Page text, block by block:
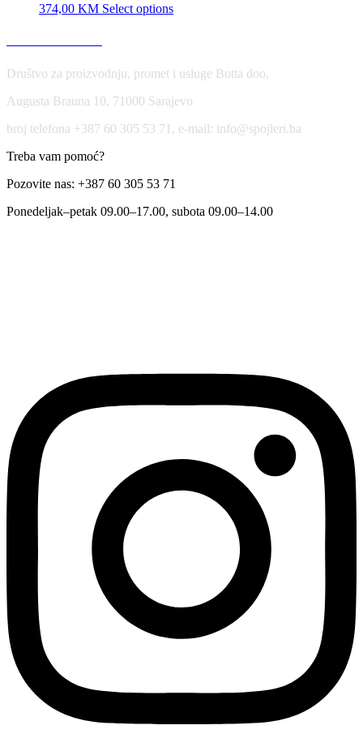
374,00 KM Select options
Društvo za proizvodnju, promet i usluge Botta doo,
Augusta Brauna 10, 71000 Sarajevo
broj telefona +387 60 305 53 71, e-mail: info@spojleri.ba
Treba vam pomoć?
Pozovite nas: +387 60 305 53 71
Ponedeljak–petak 09.00–17.00, subota 09.00–14.00